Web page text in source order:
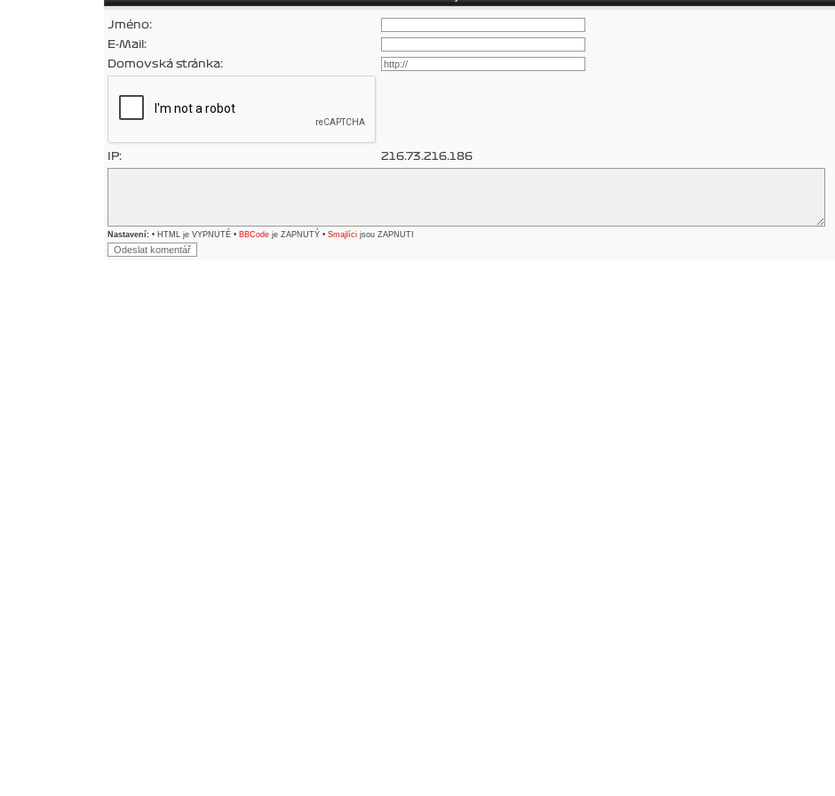
Jméno:
E-Mail:
Domovská stránka:
IP: 216.73.216.186
Nastavení: • HTML je VYPNUTÉ • BBCode je ZAPNUTÝ • Smajlíci jsou ZAPNUTI